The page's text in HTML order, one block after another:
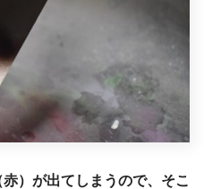
）が出てしまうので、そこ